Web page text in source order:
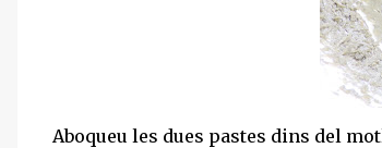
Aboqueu les dues pastes dins del